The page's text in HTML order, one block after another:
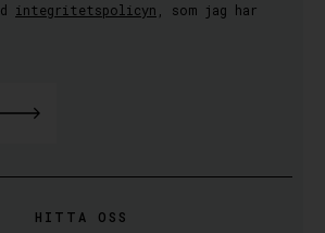
integritetspolicyn , som jag har
HITTA OSS